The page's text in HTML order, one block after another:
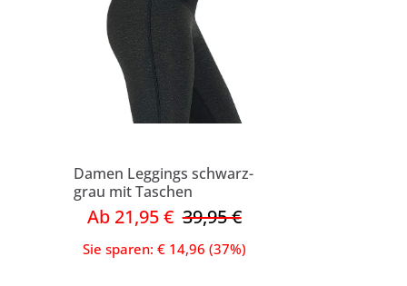
Damen Leggings schwarz-
grau mit Taschen
Ab 21,95 €39,95 €
Sie sparen: € 14,96 (37%)